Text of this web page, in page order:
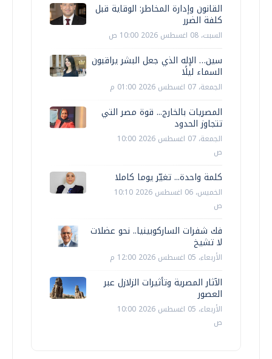
القانون وإدارة المخاطر: الوقاية قبل
كلفة الضرر
السبت، 08 اغسطس 2026 10:00 ص
سين… الإله الذي جعل البشر يراقبون
السماء ليلًا
الجمعة، 07 اغسطس 2026 01:00 م
المصريات بالخارج... قوة مصر التي
تتجاوز الحدود
الجمعة، 07 اغسطس 2026 10:00
ص
كلمة واحدة... تغيّر يوما كاملا
الخميس، 06 اغسطس 2026 10:10
ص
فك شفرات الساركوبينيا.. نحو عضلات
لا تشيخ
الأربعاء، 05 اغسطس 2026 12:00 م
الآثار المصرية وتأثيرات الزلازل عبر
العصور
الأربعاء، 05 اغسطس 2026 10:00
ص